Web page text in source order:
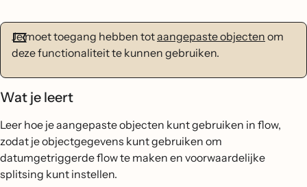
Je moet toegang hebben totaangepaste objecten om
deze functionaliteit te kunnen gebruiken.
Wat je leert
Leer hoe je aangepaste objecten kunt gebruiken in flow,
zodat je objectgegevens kunt gebruiken om
datumgetriggerde flow te maken en voorwaardelijke
splitsing kunt instellen.